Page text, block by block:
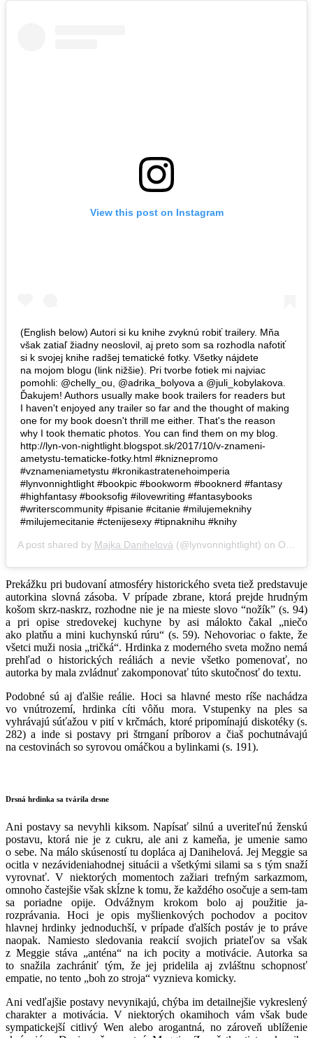
View this post on Instagram
(English below) Autori si ku knihe zvyknú robiť trailery. Mňa
však zatiaľ žiadny neoslovil, aj preto som sa rozhodla nafotiť
si k svojej knihe radšej tematické fotky. Všetky nájdete
na mojom blogu (link nižšie). Pri tvorbe fotiek mi najviac
pomohli: @chelly_ou, @adrika_bolyova a @juli_kobylakova.
Ďakujem! Authors usually make book trailers for readers but
I haven't enjoyed any trailer so far and the thought of making
one for my book doesn't thrill me either. That's the reason
why I took thematic photos. You can find them on my blog.
http://lyn-von-nightlight.blogspot.sk/2017/10/v-znameni-
ametystu-tematicke-fotky.html #kniznepromo
#vznameniametystu #kronikastratenehoimperia
#lynvonnightlight #bookpic #bookworm #booknerd #fantasy
#highfantasy #booksofig #ilovewriting #fantasybooks
#writerscommunity #pisanie #citanie #milujemeknihy
#milujemecitanie #ctenijesexy #tipnaknihu #knihy
A post shared by Majka Danihelová (@lynvonnightlight) on Oct 25, 2017 at 3:18am PDT
Prekážku pri budovaní atmosféry historického sveta tiež predstavuje
autorkina slovná zásoba. V prípade zbrane, ktorá prejde hrudným
košom skrz-naskrz, rozhodne nie je na mieste slovo “nožík” (s. 94)
a pri opise stredovekej kuchyne by asi málokto čakal „niečo
ako platňu a mini kuchynskú rúru“ (s. 59). Nehovoriac o fakte, že
všetci muži nosia „tričká“. Hrdinka z moderného sveta možno nemá
prehľad o historických reáliách a nevie všetko pomenovať, no
autorka by mala zvládnuť zakomponovať túto skutočnosť do textu.
Podobné sú aj ďalšie reálie. Hoci sa hlavné mesto ríše nachádza
vo vnútrozemí, hrdinka cíti vôňu mora. Vstupenky na ples sa
vyhrávajú súťažou v pití v krčmách, ktoré pripomínajú diskotéky (s.
282) a inde si postavy pri štrnganí príborov a čiaš pochutnávajú
na cestovinách so syrovou omáčkou a bylinkami (s. 191).
Drsná hrdinka sa tvárila drsne
Ani postavy sa nevyhli kiksom. Napísať silnú a uveriteľnú ženskú
postavu, ktorá nie je z cukru, ale ani z kameňa, je umenie samo
o sebe. Na málo skúseností tu dopláca aj Danihelová. Jej Meggie sa
ocitla v nezávideniahodnej situácii a všetkými silami sa s tým snaží
vyrovnať. V niektorých momentoch zažiari trefným sarkazmom,
omnoho častejšie však skĺzne k tomu, že každého osočuje a sem-tam
sa poriadne opije. Odvážnym krokom bolo aj použitie ja-
rozprávania. Hoci je opis myšlienkových pochodov a pocitov
hlavnej hrdinky jednoduchší, v prípade ďalších postáv je to práve
naopak. Namiesto sledovania reakcií svojich priateľov sa však
z Meggie stáva „anténa“ na ich pocity a motivácie. Autorka sa
to snažila zachrániť tým, že jej pridelila aj zvláštnu schopnosť
empatie, no tento „boh zo stroja“ vyznieva komicky.
Ani vedľajšie postavy nevynikajú, chýba im detailnejšie vykreslený
charakter a motivácia. V niektorých okamihoch vám však bude
sympatickejší citlivý Wen alebo arogantná, no zároveň ublíženie